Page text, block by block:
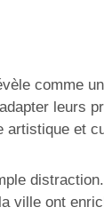
comme
et
ville ont